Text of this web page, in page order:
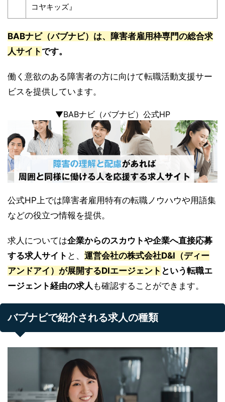
コヤキッズ』
BABナビ（バブナビ）は、障害者雇用枠専門の総合求
人サイトです。
働く意欲のある障害者の方に向けて転職活動支援サー
ビスを提供しています。
▼BABナビ（バブナビ）公式HP
公式HP上では障害者雇用特有の転職ノウハウや用語集
などの役立つ情報を提供。
求人については企業からのスカウトや企業へ直接応募
する求人サイト と、 運営会社の株式会社D&I（ディー
アンドアイ）が展開するDIエージェント という転職エ
ージェント経由の求人 も確認することができます。
バブナビで紹介される求人の種類